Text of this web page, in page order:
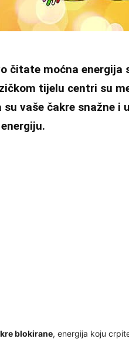
čitate moćna energija
tijelu centri su
su vaše čakre snažne
blokirane, energija koju